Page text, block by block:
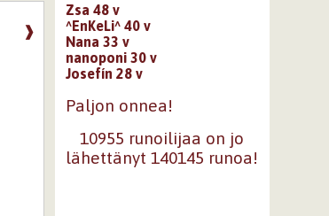
❱
Zsa 48 v
^EnKeLi^ 40 v
Nana 33 v
nanoponi 30 v
Josefín 28 v
Paljon onnea!
10955 runoilijaa on jo
lähettänyt 140145 runoa!